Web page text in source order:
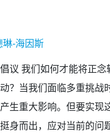
琳-海因斯
议 我们如何才能将正念
？当我们面临多重挑战
生重大影响。但要实现
身而出，应对当前的问题